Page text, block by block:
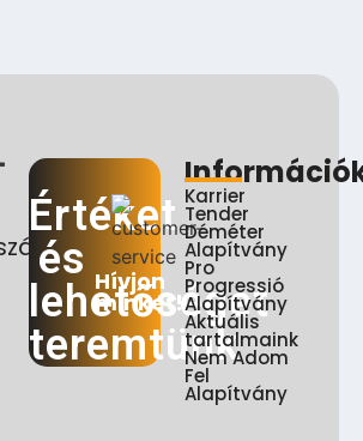
Értéket
és
lehetőséget
teremtünk
Hívjon
minket!
Karrier
Tender
Déméter
Alapítvány
Pro
Progressió
Alapítvány
Aktuális
tartalmaink
Nem Adom
Fel
Alapítvány